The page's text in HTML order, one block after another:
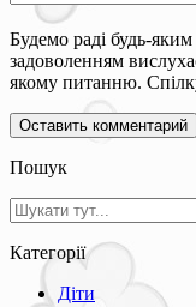
Будемо раді будь-
задоволенням
якому питанню.
Пошук
Категорії
Діти